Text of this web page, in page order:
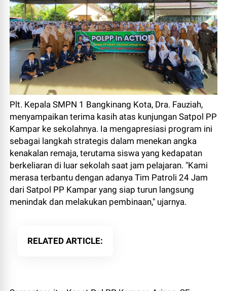
Plt. Kepala SMPN 1 Bangkinang Kota, Dra. Fauziah,
menyampaikan terima kasih atas kunjungan Satpol PP
Kampar ke sekolahnya. Ia mengapresiasi program ini
sebagai langkah strategis dalam menekan angka
kenakalan remaja, terutama siswa yang kedapatan
berkeliaran di luar sekolah saat jam pelajaran. "Kami
merasa terbantu dengan adanya Tim Patroli 24 Jam
dari Satpol PP Kampar yang siap turun langsung
menindak dan melakukan pembinaan," ujarnya.
RELATED ARTICLE